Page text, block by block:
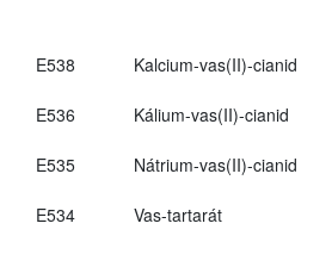
E538 Kalcium-vas(II)-cianid
E536
Kálium-vas(II)-cianid
E535
Nátrium-vas(II)-cianid
E534
Vas-tartarát